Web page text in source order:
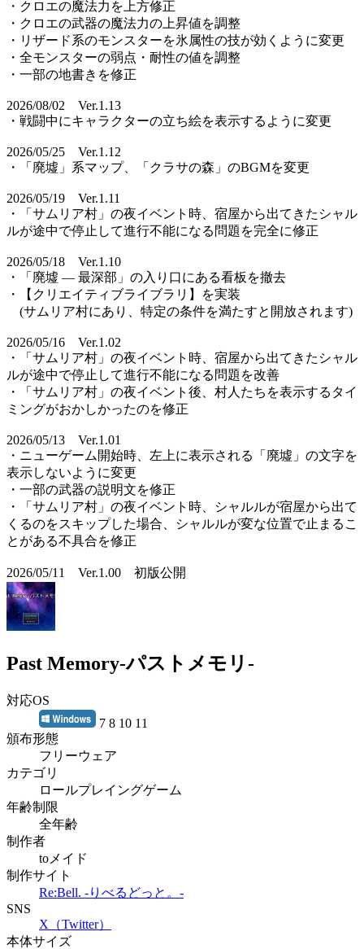
・クロエの魔法力を上方修正
・クロエの武器の魔法力の上昇値を調整
・リザード系のモンスターを氷属性の技が効くように変更
・全モンスターの弱点・耐性の値を調整
・一部の地書きを修正
2026/08/02 Ver.1.13
・戦闘中にキャラクターの立ち絵を表示するように変更
2026/05/25 Ver.1.12
・「廃墟」系マップ、「クラサの森」のBGMを変更
2026/05/19 Ver.1.11
・「サムリア村」の夜イベント時、宿屋から出てきたシャル
ルが途中で停止して進行不能になる問題を完全に修正
2026/05/18 Ver.1.10
・「廃墟 ― 最深部」の入り口にある看板を撤去
・【クリエイティブライブラリ】を実装
(サムリア村にあり、特定の条件を満たすと開放されます)
2026/05/16 Ver.1.02
・「サムリア村」の夜イベント時、宿屋から出てきたシャル
ルが途中で停止して進行不能になる問題を改善
・「サムリア村」の夜イベント後、村人たちを表示するタイ
ミングがおかしかったのを修正
2026/05/13 Ver.1.01
・ニューゲーム開始時、左上に表示される「廃墟」の文字を
表示しないように変更
・一部の武器の説明文を修正
・「サムリア村」の夜イベント時、シャルルが宿屋から出て
くるのをスキップした場合、シャルルが変な位置で止まるこ
とがある不具合を修正
2026/05/11 Ver.1.00 初版公開
Past Memory-パストメモリ-
対応OS
7 8 10 11
頒布形態
フリーウェア
カテゴリ
ロールプレイングゲーム
年齢制限
全年齢
制作者
toメイド
制作サイト
Re:Bell. -りべるどっと。-
SNS
X（Twitter）
本体サイズ